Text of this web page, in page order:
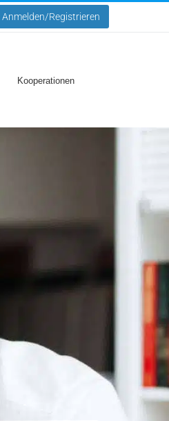
Anmelden/Registrieren
Kooperationen